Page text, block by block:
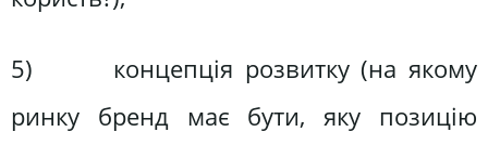
5) концепція розвитку (на якому
ринку бренд має бути, яку позицію